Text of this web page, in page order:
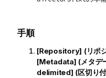
手順
[Repository] (リポ
[Metadata] (メタデ
delimited] (区切り